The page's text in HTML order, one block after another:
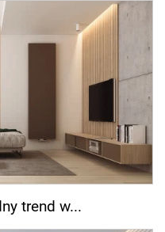
trend w...